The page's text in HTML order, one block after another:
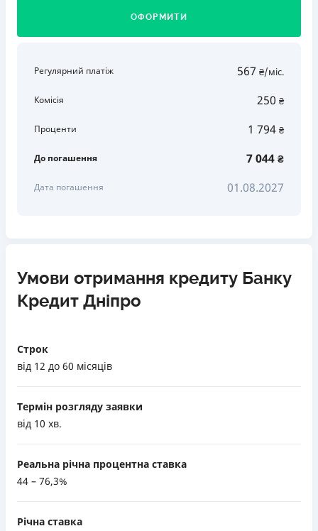
ОФОРМИТИ
Регулярний платіж 567 ₴/міс.
Комісія 250 ₴
Проценти 1 794 ₴
До погашення 7 044 ₴
Дата погашення 01.08.2027
Умови отримання кредиту Банку
Кредит Дніпро
Строк
від 12 до 60 місяців
Термін розгляду заявки
від 10 хв.
Реальна річна процентна ставка
44 – 76,3%
Річна ставка